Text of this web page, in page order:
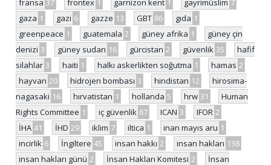
gaza 1 gazi 6 gazze 13 GBT 86 gıda 1
greenpeace 1 guatemala 2 güney afrika 1
güney çin
denizi 3 güney sudan 16 gürcistan 2 güvenlik 35
hafif
silahlar 3 haiti 1 halkı askerlikten soğutma 1 hamas 2
hayvan 20 hidrojen bombası 3 hindistan 12
hirosima-
nagasaki 16 hırvatistan 1 hollanda 5 hrw 31
Human
Rights Committee 1 iç güvenlik 67 ICAN 3 IFOR 2
İHA 41 İHD 29 iklim 7 iltica 1 inan mayıs aru 1
incirlik 6 İngiltere 45 insan hakkı 2 insan hakları 138
insan hakları günü 2 İnsan Hakları Komitesi 2
İnsan